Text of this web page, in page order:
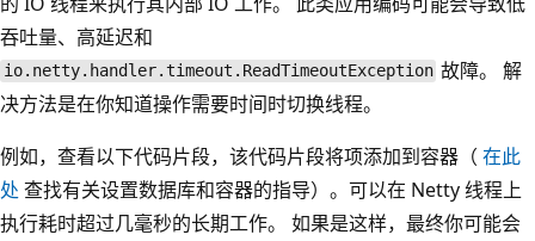
吞吐量、高延迟和
io.netty.handler.timeout.ReadTimeoutException 故障。 解
决方法是在你知道操作需要时间时切换线程。
例如，查看以下代码片段，该代码片段将项添加到容器（ 在此
处 查找有关设置数据库和容器的指导）。可以在 Netty 线程上
执行耗时超过几毫秒的长期工作。 如果是这样，最终你可能会